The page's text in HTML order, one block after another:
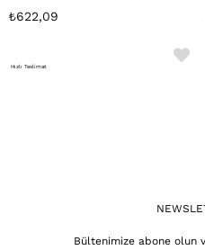
₺622,09
Hızlı Teslimat
Bültenimize abone olun